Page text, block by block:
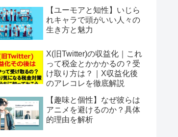
【ユーモアと知性】いじら
れキャラで頭がいい人々の
生き方と魅力
X(旧Twitter)の収益化｜これ
って税金とかかかるの？受
け取り方は？｜X収益化後
のアレコレを徹底解説
【趣味と個性】なぜ彼らは
アニメを避けるのか？具体
的理由を解析